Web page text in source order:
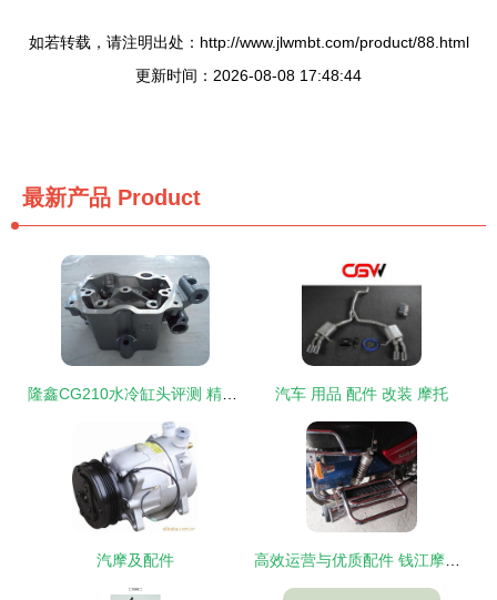
如若转载，请注明出处：http://www.jlwmbt.com/product/88.html
更新时间：2026-08-08 17:48:44
最新产品 Product
汽车 用品 配件 改装 摩托
汽摩及配件